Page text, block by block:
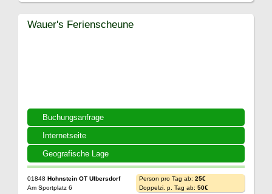
Buchungsanfrage
Internetseite
Geografische Lage
Wauer's Ferienscheune
01848 Hohnstein OT Ulbersdorf
Am Sportplatz 6
Person pro Tag ab: 25€
Doppelzi. p. Tag ab: 50€